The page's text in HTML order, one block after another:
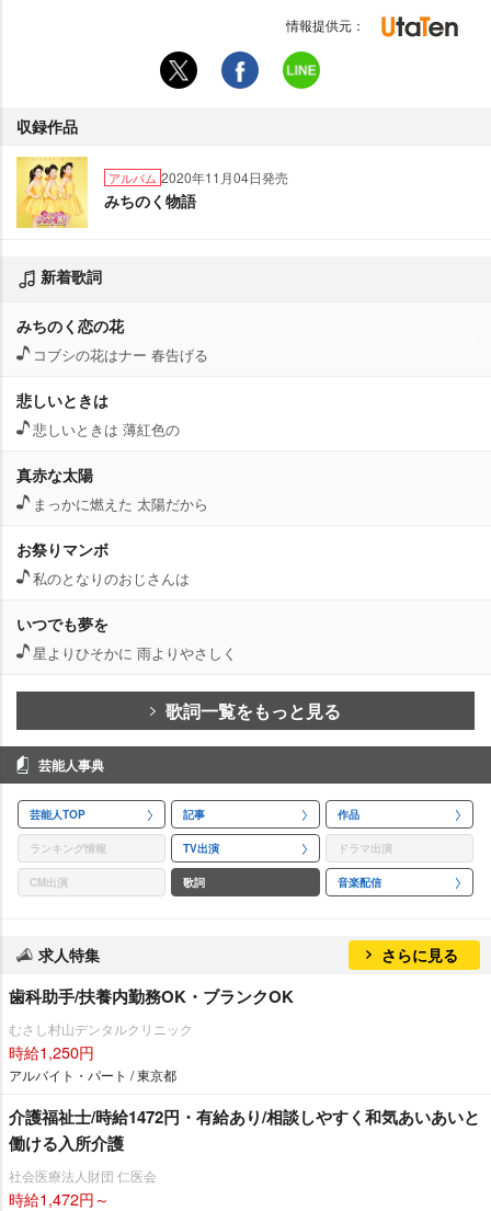
情報提供元：
収録作品
アルバム 2020年11月04日発売
みちのく物語
新着歌詞
みちのく恋の花
コブシの花はナー 春告げる
悲しいときは
悲しいときは 薄紅色の
真赤な太陽
まっかに燃えた 太陽だから
お祭りマンボ
私のとなりのおじさんは
いつでも夢を
星よりひそかに 雨よりやさしく
歌詞一覧をもっと見る
芸能人事典
芸能人TOP 記事 作品
ランキング情報 TV出演 ドラマ出演
CM出演 歌詞 音楽配信
求人特集 さらに見る
歯科助手/扶養内勤務OK・ブランクOK
むさし村山デンタルクリニック
時給1,250円
アルバイト・パート / 東京都
介護福祉士/時給1472円・有給あり/相談しやすく和気あいあいと
働ける入所介護
社会医療法人財団 仁医会
時給1,472円～